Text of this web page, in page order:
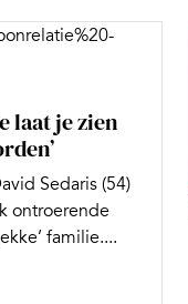
laat je zien
Sedaris (54)
ontroerende
familie....